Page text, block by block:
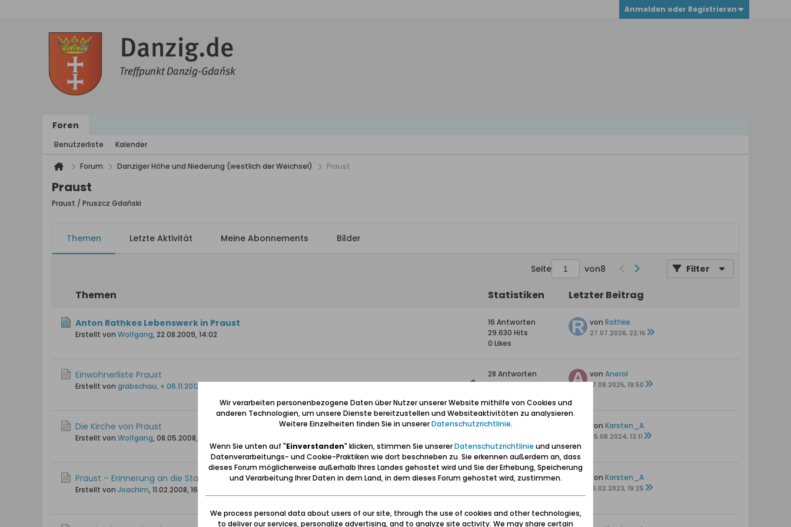
Anmelden oder Registrieren
Foren
Benutzerliste Kalender
Forum Danziger Höhe und Niederung (westlich der Weichsel) Praust
Praust
Praust / Pruszcz Gdański
Themen Letzte Aktivität Meine Abonnements Bilder
Seite von8 Filter
Themen Statistiken Letzter Beitrag
Anton Rathkes Lebenswerk in Praust
Erstellt von Wolfgang, 22.08.2009, 14:02
16 Antworten
29.630 Hits
0 Likes
von Rathke
27.07.2026, 22:16
Einwohnerliste Praust
Erstellt von grabschau, + 06.11.2012
28 Antworten
58.497 Hits
von Anerol
17.08.2025, 19:50
Die Kirche von Praust
Erstellt von Wolfgang, 08.05.2008, 20:33
30 Antworten
0 Likes
von Karsten_A
25.08.2024, 13:11
Praust – Erinnerung an die Stadt Praust bei Danzig, Kreis Danziger Höhe
Erstellt von Joachim, 11.02.2008, 16:20
2 Antworten
0 Likes
von Karsten_A
16.02.2023, 19:25
Wir verarbeiten personenbezogene Daten über Nutzer unserer Website mithilfe von Cookies und
anderen Technologien, um unsere Dienste bereitzustellen und Websiteaktivitäten zu analysieren.
Weitere Einzelheiten finden Sie in unsererDatenschutzrichtlinie.
Wenn Sie unten auf "Einverstanden" klicken, stimmen Sie unsererDatenschutzrichtlinie und unseren
Datenverarbeitungs- und Cookie-Praktiken wie dort beschrieben zu. Sie erkennen außerdem an, dass
dieses Forum möglicherweise außerhalb Ihres Landes gehostet wird und Sie der Erhebung, Speicherung
und Verarbeitung Ihrer Daten in dem Land, in dem dieses Forum gehostet wird, zustimmen.
We process personal data about users of our site, through the use of cookies and other technologies,
to deliver our services, personalize advertising, and to analyze site activity. We may share certain